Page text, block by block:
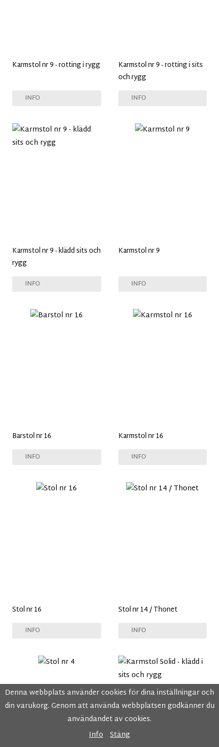
Karmstol nr 9 - rotting i rygg
INFO
Karmstol nr 9 - rotting i sits
och rygg
INFO
Karmstol nr 9 - klädd sits och
rygg
INFO
Karmstol nr 9
INFO
Barstol nr 16
INFO
Karmstol nr 16
INFO
Stol nr 16
INFO
Stol nr 14 / Thonet
INFO
Denna webbplats använder cookies för dina inställningar och
din varukorg. Genom att använda webbplatsen godkänner du
användandet av cookies.
Info Stäng